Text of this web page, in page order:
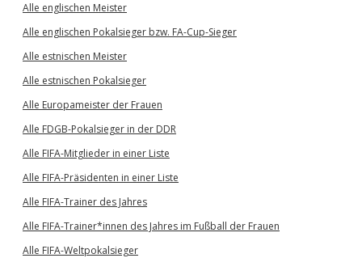
Alle englischen Meister
Alle englischen Pokalsieger bzw. FA-Cup-Sieger
Alle estnischen Meister
Alle estnischen Pokalsieger
Alle Europameister der Frauen
Alle FDGB-Pokalsieger in der DDR
Alle FIFA-Mitglieder in einer Liste
Alle FIFA-Präsidenten in einer Liste
Alle FIFA-Trainer des Jahres
Alle FIFA-Trainer*innen des Jahres im Fußball der Frauen
Alle FIFA-Weltpokalsieger